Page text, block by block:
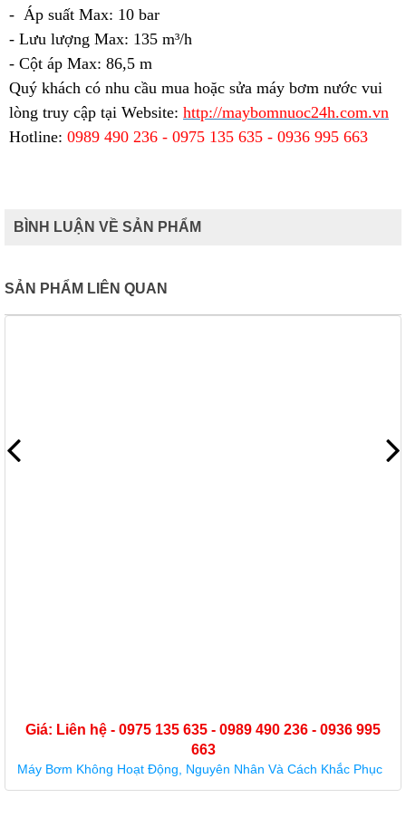
- Áp suất Max: 10 bar
- Lưu lượng Max: 135 m³/h
- Cột áp Max: 86,5 m
Quý khách có nhu cầu mua hoặc sửa máy bơm nước vui
lòng truy cập tại Website: http://maybomnuoc24h.com.vn
Hotline: 0989 490 236 - 0975 135 635 - 0936 995 663
BÌNH LUẬN VỀ SẢN PHẨM
SẢN PHẨM LIÊN QUAN
Giá: Liên hệ - 0975 135 635 - 0989 490 236 - 0936 995
663
Máy Bơm Không Hoạt Động, Nguyên Nhân Và Cách Khắc Phục